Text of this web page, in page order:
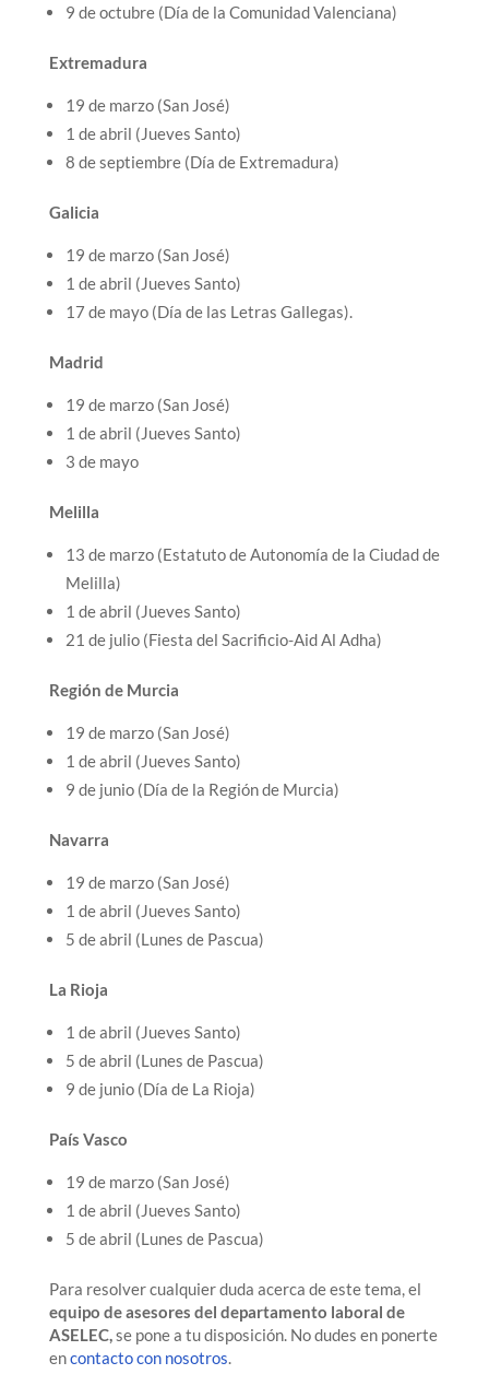
9 de octubre (Día de la Comunidad Valenciana)
Extremadura
19 de marzo (San José)
1 de abril (Jueves Santo)
8 de septiembre (Día de Extremadura)
Galicia
19 de marzo (San José)
1 de abril (Jueves Santo)
17 de mayo (Día de las Letras Gallegas).
Madrid
19 de marzo (San José)
1 de abril (Jueves Santo)
3 de mayo
Melilla
13 de marzo (Estatuto de Autonomía de la Ciudad de
Melilla)
1 de abril (Jueves Santo)
21 de julio (Fiesta del Sacrificio-Aid Al Adha)
Región de Murcia
19 de marzo (San José)
1 de abril (Jueves Santo)
9 de junio (Día de la Región de Murcia)
Navarra
19 de marzo (San José)
1 de abril (Jueves Santo)
5 de abril (Lunes de Pascua)
La Rioja
1 de abril (Jueves Santo)
5 de abril (Lunes de Pascua)
9 de junio (Día de La Rioja)
País Vasco
19 de marzo (San José)
1 de abril (Jueves Santo)
5 de abril (Lunes de Pascua)
Para resolver cualquier duda acerca de este tema, el
equipo de asesores del departamento laboral de
ASELEC, se pone a tu disposición. No dudes en ponerte
encontacto con nosotros